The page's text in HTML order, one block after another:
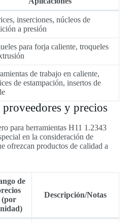
inserciones, núcleos de
a presión
para forja caliente, troqueles
de trabajo en caliente,
de estampación, insertos de
y precios
para herramientas H11 1.2343
en la consideración de
ofrezcan productos de calidad a
de
(por
Descripción/Notas